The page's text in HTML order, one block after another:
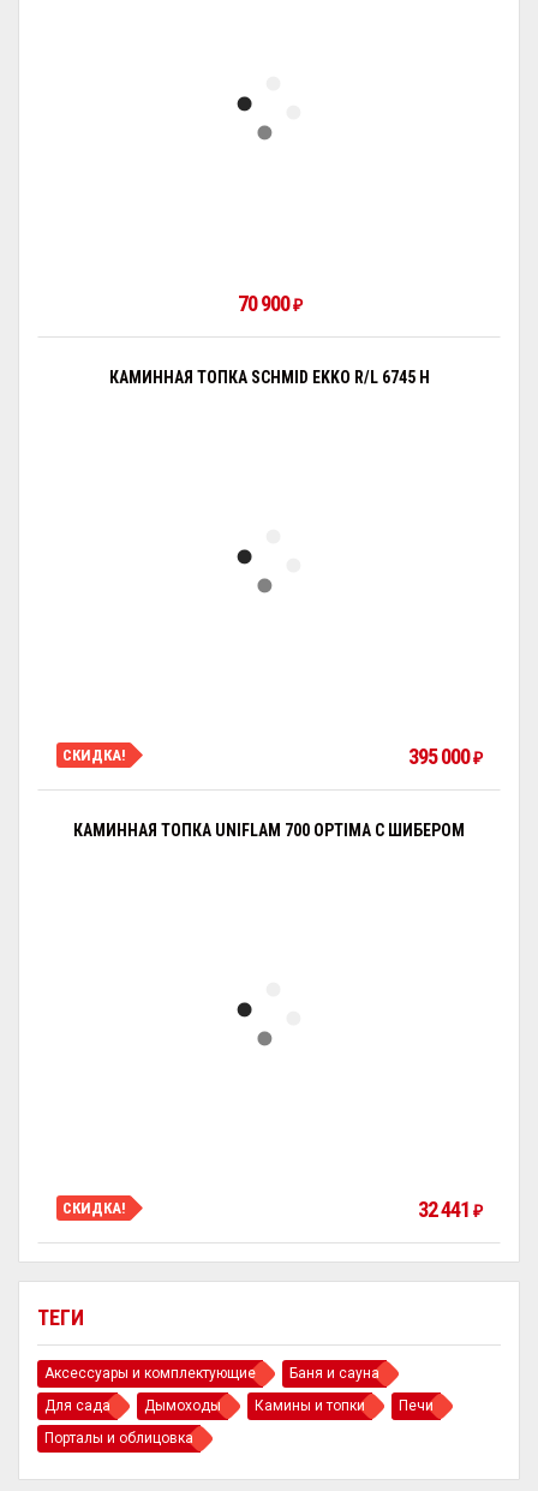
ТЕГИ
Аксессуары и комплектующие
Баня и сауна
Для сада
Дымоходы Камины и топки
Печи
Порталы и облицовка
70 900₽
КАМИННАЯ ТОПКА SCHMID EKKO R/L 6745 H
СКИДКА! 395 000₽
КАМИННАЯ ТОПКА UNIFLAM 700 OPTIMA С ШИБЕРОМ
СКИДКА! 32 441 ₽